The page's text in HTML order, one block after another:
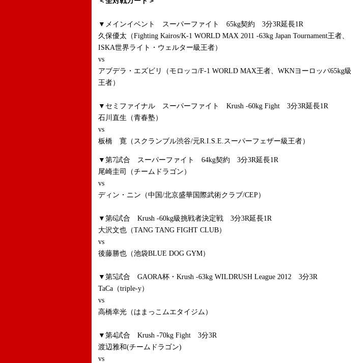
▼メインイベント スーパーファイト 65kg契約 3分3R延長1R
久保優太（Fighting Kairos/K-1 WORLD MAX 2011 -63kg Japan Tournament王者、
ISKA世界ライト・ウェルター級王者）
vs
アブデラ・エズビリ（モロッコ/F-1 WORLD MAX王者、WKNヨーロッパ65kg級
王者）
▼セミファイナル スーパーファイト Krush -60kg Fight 3分3R延長1R
石川直生（青春塾）
vs
板橋 寛（スクランブル渋谷/元R.I.S.E.スーパーフェザー級王者）
▼第7試合 スーパーファイト 64kg契約 3分3R延長1R
尾崎圭司（チームドラゴン）
vs
ディン・ニン（中国/北京盛華国際武術クラブ/CEP）
▼第6試合 Krush -60kg級挑戦者決定戦 3分3R延長1R
大沢文也（TANG TANG FIGHT CLUB）
vs
後藤勝也（池袋BLUE DOG GYM）
▼第5試合 GAORA杯・Krush -63kg WILDRUSH League 2012 3分3R
TaCa（triple-y）
vs
高橋幸光（はまっこムエタイジム）
▼第4試合 Krush -70kg Fight 3分3R
渡辺雅和(チームドラゴン)
vs